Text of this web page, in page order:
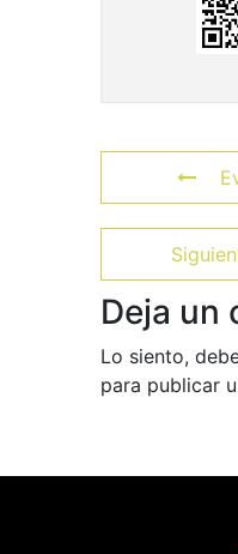
Deja un
Lo siento,
para publicar